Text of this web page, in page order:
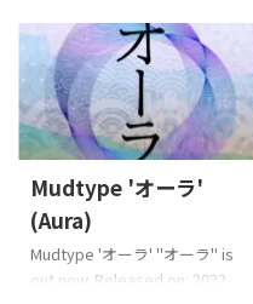
hazelmusicMusic: 澄野杏
Arrange: 水野晴丸 EAN:
4573529370504 About the
Music Toki-Meki是一首從時鐘
（時間）膨脹的歌曲當我與重
要人物共度時光時,我想像一種
感覺,以至於我認為“我已經一起
走到這裡”。當然,這是一首對那
些聽這首歌的人很重要的歌曲,
有一天我在大舞台上唱歌時,我
Mudtype 'オーラ'
(Aura)
Mudtype 'オーラ' "オーラ" is
out now. Released on: 2022-